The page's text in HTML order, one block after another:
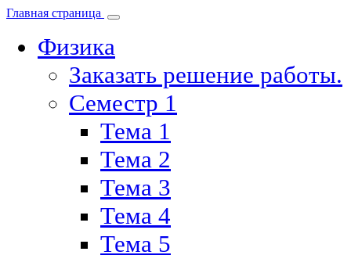
Главная страница
Физика
Заказать решение работы.
Семестр 1
Тема 1
Тема 2
Тема 3
Тема 4
Тема 5